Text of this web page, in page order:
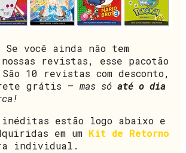
Se você ainda não tem
nossas revistas, esse pacotão
10 revistas com desconto,
grátis – mas só até o dia
estão logo abaixo e
em um Kit de Retorno
individual.